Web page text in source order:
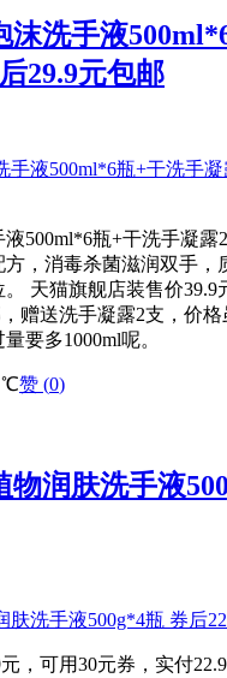
沫洗手液
29.9元包邮
500ml*6瓶+干洗手凝露
，消毒杀菌滋润双手，
天猫旗舰店装售价39.9
赠送洗手凝露2支，价
要多1000ml呢。
℃赞 (0)
物润肤洗手液
，可用30元券，实付